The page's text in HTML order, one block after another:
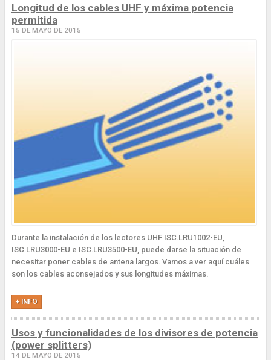
Longitud de los cables UHF y máxima potencia
permitida
15 DE MAYO DE 2015
Durante la instalación de los lectores UHF ISC.LRU1002-EU,
ISC.LRU3000-EU e ISC.LRU3500-EU, puede darse la situación de
necesitar poner cables de antena largos. Vamos a ver aquí cuáles
son los cables aconsejados y sus longitudes máximas.
+ INFO
Usos y funcionalidades de los divisores de potencia
(power splitters)
14 DE MAYO DE 2015